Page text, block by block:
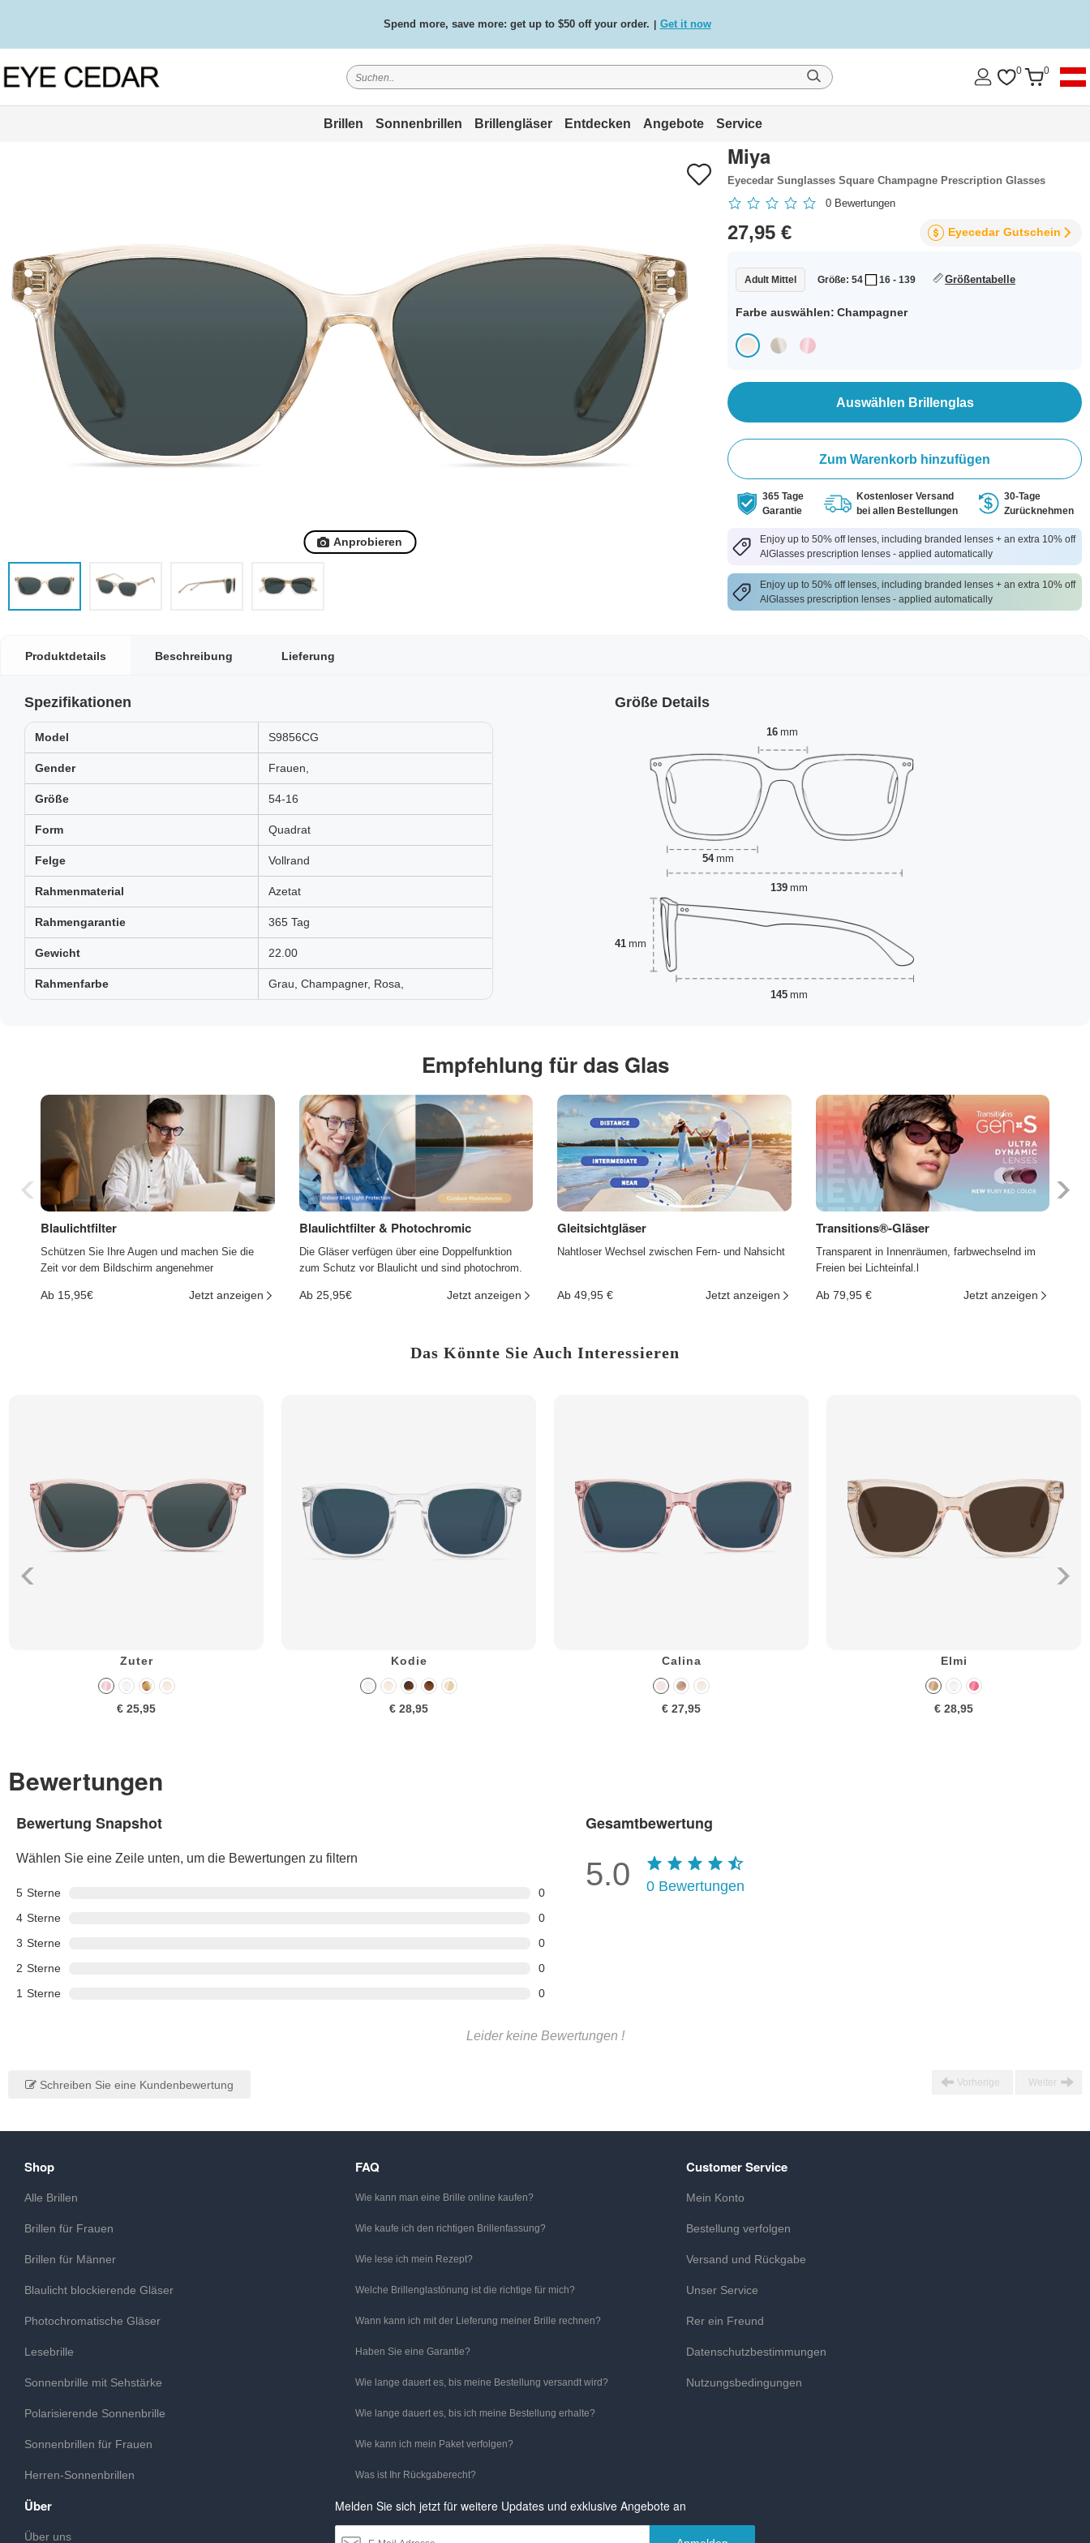
Spend more, save more: get up to $50 off your order. Get it now
Free standard delivery on all orders / Shop now. 0 0
Brillen Sonnenbrillen Brillengläser Entdecken Angebote Service
Anprobieren
Miya
Eyecedar Sunglasses Square Champagne Prescription Glasses
0 Bewertungen
27,95 € Eyecedar Gutschein
Adult Mittel Größe: 54 16 - 139 Größentabelle
Farbe auswählen: Champagner
Auswählen Brillenglas
Zum Warenkorb hinzufügen
365 Tage
Garantie
Kostenloser Versand
bei allen Bestellungen
30-Tage
Zurücknehmen
Enjoy up to 50% off lenses, including branded lenses + an extra 10% off
AlGlasses prescription lenses - applied automatically
Enjoy up to 50% off lenses, including branded lenses + an extra 10% off
AlGlasses prescription lenses - applied automatically
Produktdetails Beschreibung Lieferung
Spezifikationen
Model S9856CG
Gender Frauen,
Größe 54-16
Form Quadrat
Felge Vollrand
Rahmenmaterial Azetat
Rahmengarantie 365 Tag
Gewicht 22.00
Rahmenfarbe Grau, Champagner, Rosa,
Größe Details
16 mm
54 mm
41 mm
139 mm
145 mm
Empfehlung für das Glas
Blaulichtfilter
Schützen Sie Ihre Augen und machen Sie die
Zeit vor dem Bildschirm angenehmer
Ab 15,95€ Jetzt anzeigen
Blaulichtfilter & Photochromic
Die Gläser verfügen über eine Doppelfunktion
zum Schutz vor Blaulicht und sind photochrom.
Ab 25,95€ Jetzt anzeigen
Gleitsichtgläser
Nahtloser Wechsel zwischen Fern- und Nahsicht
Ab 49,95 € Jetzt anzeigen
Transitions®-Gläser
Transparent in Innenräumen, farbwechselnd im
Freien bei Lichteinfal.l
Ab 79,95 € Jetzt anzeigen
Das Könnte Sie Auch Interessieren
Zuter
€ 25,95
Kodie
€ 28,95
Calina
€ 27,95
Elmi
€ 28,95
Bewertungen
Bewertung Snapshot
Wählen Sie eine Zeile unten, um die Bewertungen zu filtern
5 Sterne
0
4 Sterne
0
3 Sterne
0
2 Sterne
0
1 Sterne 0
Gesamtbewertung
5.0 0 Bewertungen
Leider keine Bewertungen !
Schreiben Sie eine Kundenbewertung Vorherige Weiter
Shop
Alle Brillen
Brillen für Frauen
Brillen für Männer
Blaulicht blockierende Gläser
Photochromatische Gläser
Lesebrille
Sonnenbrille mit Sehstärke
Polarisierende Sonnenbrille
Sonnenbrillen für Frauen
Herren-Sonnenbrillen
FAQ
Wie kann man eine Brille online kaufen?
Wie kaufe ich den richtigen Brillenfassung?
Wie lese ich mein Rezept?
Welche Brillenglastönung ist die richtige für mich?
Wann kann ich mit der Lieferung meiner Brille rechnen?
Haben Sie eine Garantie?
Wie lange dauert es, bis meine Bestellung versandt wird?
Wie lange dauert es, bis ich meine Bestellung erhalte?
Wie kann ich mein Paket verfolgen?
Was ist Ihr Rückgaberecht?
Customer Service
Mein Konto
Bestellung verfolgen
Versand und Rückgabe
Unser Service
Rer ein Freund
Datenschutzbestimmungen
Nutzungsbedingungen
Über
Über uns
Melden Sie sich jetzt für weitere Updates und exklusive Angebote an